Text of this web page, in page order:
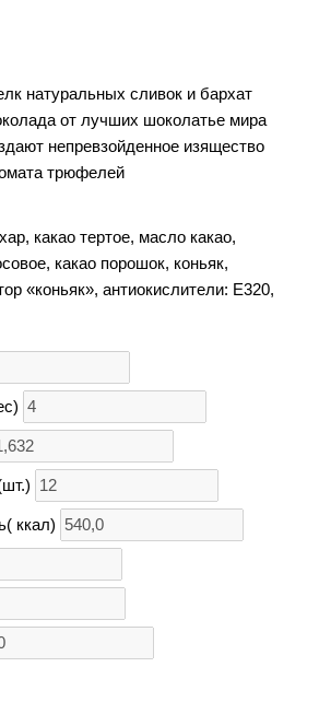
натуральных сливок и бархат
от лучших шоколатье мира
непревзойденное изящество
трюфелей
какао тертое, масло какао,
какао порошок, коньяк,
«коньяк», антиокислители: Е320,
ккал)